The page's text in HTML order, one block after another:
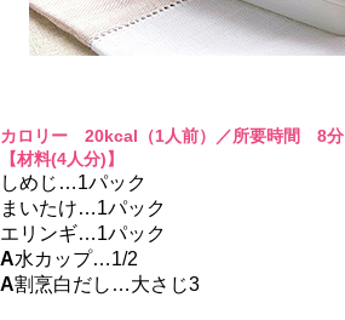
カロリー 20kcal（1人前）／所要時間 8分
【材料(4人分)】
しめじ…1パック
まいたけ…1パック
エリンギ…1パック
A水カップ…1/2
A割烹白だし…大さじ3